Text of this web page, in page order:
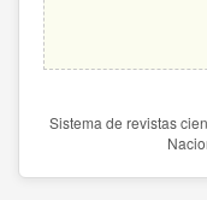
Sistema de revistas